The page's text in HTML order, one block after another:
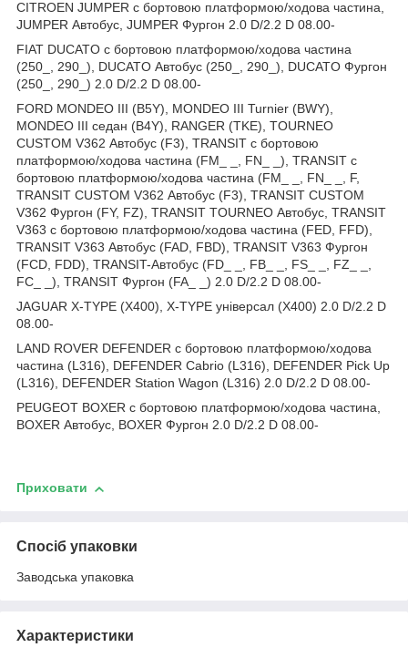
CITROEN JUMPER c бортовою платформою/ходова частина,
JUMPER Автобус, JUMPER Фургон 2.0 D/2.2 D 08.00-
FIAT DUCATO c бортовою платформою/ходова частина
(250_, 290_), DUCATO Автобус (250_, 290_), DUCATO Фургон
(250_, 290_) 2.0 D/2.2 D 08.00-
FORD MONDEO III (B5Y), MONDEO III Turnier (BWY),
MONDEO III седан (B4Y), RANGER (TKE), TOURNEO
CUSTOM V362 Автобус (F3), TRANSIT c бортовою
платформою/ходова частина (FM_ _, FN_ _), TRANSIT c
бортовою платформою/ходова частина (FM_ _, FN_ _, F,
TRANSIT CUSTOM V362 Автобус (F3), TRANSIT CUSTOM
V362 Фургон (FY, FZ), TRANSIT TOURNEO Автобус, TRANSIT
V363 c бортовою платформою/ходова частина (FED, FFD),
TRANSIT V363 Автобус (FAD, FBD), TRANSIT V363 Фургон
(FCD, FDD), TRANSIT-Автобус (FD_ _, FB_ _, FS_ _, FZ_ _,
FC_ _), TRANSIT Фургон (FA_ _) 2.0 D/2.2 D 08.00-
JAGUAR X-TYPE (X400), X-TYPE універсал (X400) 2.0 D/2.2 D
08.00-
LAND ROVER DEFENDER c бортовою платформою/ходова
частина (L316), DEFENDER Cabrio (L316), DEFENDER Pick Up
(L316), DEFENDER Station Wagon (L316) 2.0 D/2.2 D 08.00-
PEUGEOT BOXER c бортовою платформою/ходова частина,
BOXER Автобус, BOXER Фургон 2.0 D/2.2 D 08.00-
Приховати
Спосіб упаковки
Заводська упаковка
Характеристики